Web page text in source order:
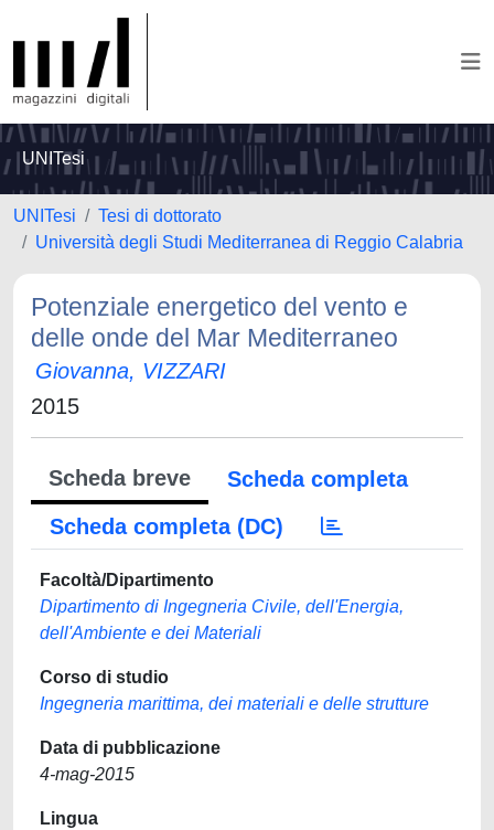
UNITesi
UNITesi
Tesi di dottorato
Università degli Studi Mediterranea di Reggio Calabria
Potenziale energetico del vento e
delle onde del Mar Mediterraneo
Giovanna, VIZZARI
2015
Scheda breve
Scheda completa
Scheda completa (DC)
Facoltà/Dipartimento
Dipartimento di Ingegneria Civile, dell'Energia,
dell'Ambiente e dei Materiali
Corso di studio
Ingegneria marittima, dei materiali e delle strutture
Data di pubblicazione
4-mag-2015
Lingua